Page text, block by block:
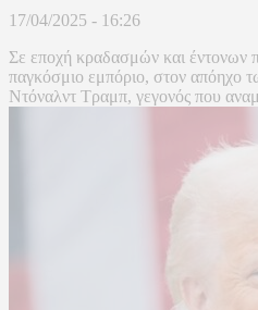
17/04/2025 - 16:26
Σε εποχή κραδασμών και έντονων
παγκόσμιο εμπόριο, στον απόηχο
Ντόναλντ Τραμπ, γεγονός που